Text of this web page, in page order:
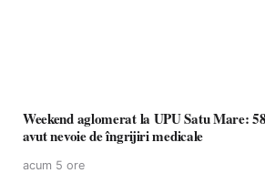
Weekend aglomerat la UPU Satu Mare:
avut nevoie de îngrijiri medicale
acum 5 ore